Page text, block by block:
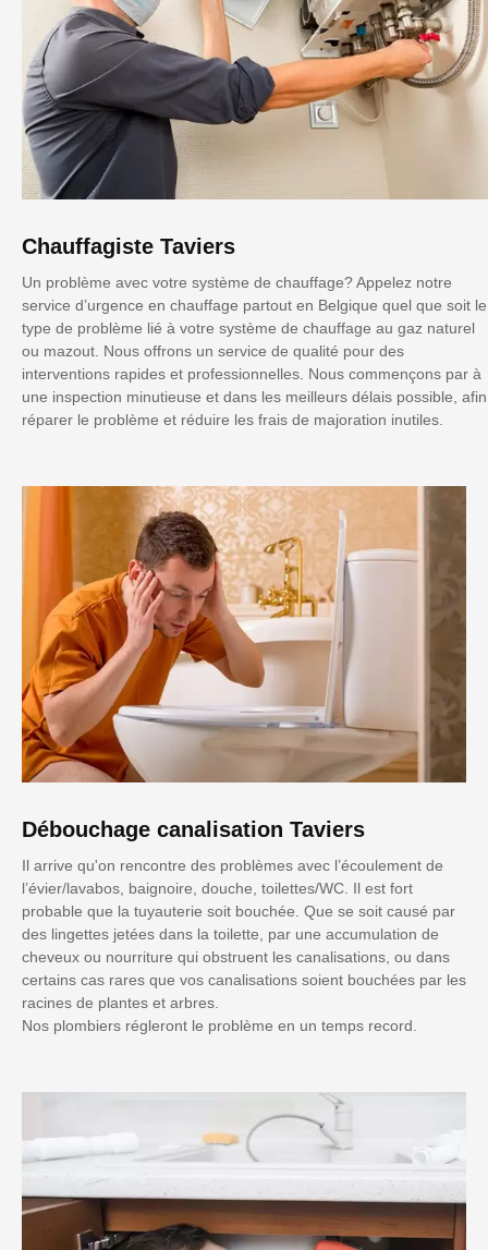
Chauffagiste Taviers
Un problème avec votre système de chauffage? Appelez notre
service d’urgence en chauffage partout en Belgique quel que soit le
type de problème lié à votre système de chauffage au gaz naturel
ou mazout. Nous offrons un service de qualité pour des
interventions rapides et professionnelles. Nous commençons par à
une inspection minutieuse et dans les meilleurs délais possible, afin
réparer le problème et réduire les frais de majoration inutiles.
Débouchage canalisation Taviers
Il arrive qu'on rencontre des problèmes avec l’écoulement de
l’évier/lavabos, baignoire, douche, toilettes/WC. Il est fort
probable que la tuyauterie soit bouchée. Que se soit causé par
des lingettes jetées dans la toilette, par une accumulation de
cheveux ou nourriture qui obstruent les canalisations, ou dans
certains cas rares que vos canalisations soient bouchées par les
racines de plantes et arbres.
Nos plombiers régleront le problème en un temps record.